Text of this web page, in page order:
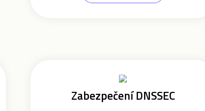
Zabezpečení DNSSEC